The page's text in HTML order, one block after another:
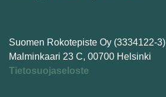
Suomen Rokotepiste Oy (3334122-3)
Malminkaari 23 C, 00700 Helsinki
Tietosuojaseloste